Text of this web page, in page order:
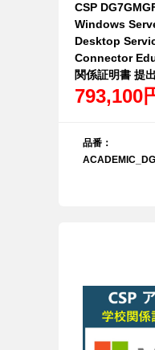
CSP
Windows
Desktop
Connector
関係証明書 提
793,100
品番：